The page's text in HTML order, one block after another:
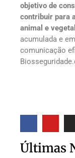
objetivo de
contribuir para
animal e vegetal
acumulada e
comunicação
Últimas